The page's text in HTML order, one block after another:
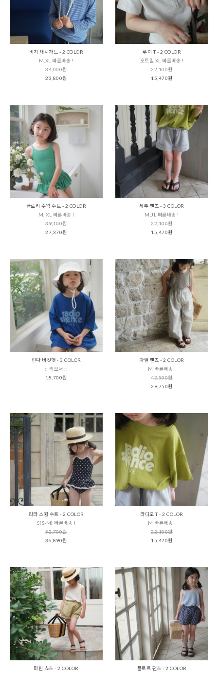
비치 래시가드 - 2 COLOR
M,XL 빠른배송 !
34,000원
23,800원
루이 T - 2 COLOR
오트밀 XL 빠른배송 !
22,100원
15,470원
글로리 수읨 수트 - 2 COLOR
M, XL 빠른배송 !
39,100원
27,370원
세부 팬츠 - 3 COLOR
M,JL 빠른배송 !
22,100원
15,470원
린다 버킷햇 - 3 COLOR
:: 리오더 ::
18,700원
아벨 팬츠 - 2 COLOR
M 빠른배송 !
42,500원
29,750원
라라 스윔 수트 - 2 COLOR
S(S-M) 빠른배송 !
52,700원
36,890원
라디오 T - 2 COLOR
M 빠른배송 !
22,100원
15,470원
마틴 쇼츠 - 2 COLOR
플로르 팬츠 - 2 COLOR